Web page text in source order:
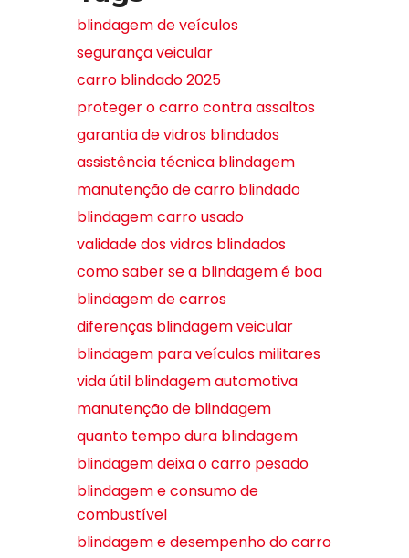
blindagem de veículos
segurança veicular
carro blindado 2025
proteger o carro contra assaltos
garantia de vidros blindados
assistência técnica blindagem
manutenção de carro blindado
blindagem carro usado
validade dos vidros blindados
como saber se a blindagem é boa
blindagem de carros
diferenças blindagem veicular
blindagem para veículos militares
vida útil blindagem automotiva
manutenção de blindagem
quanto tempo dura blindagem
blindagem deixa o carro pesado
blindagem e consumo de
combustível
blindagem e desempenho do carro